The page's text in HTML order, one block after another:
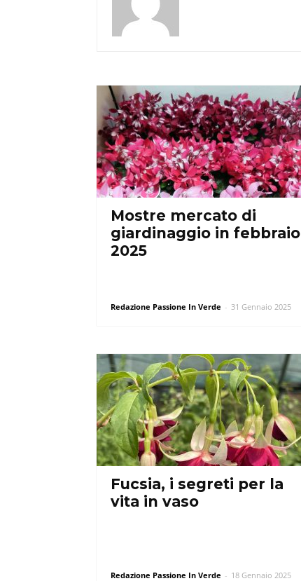
Mostre mercato di
giardinaggio in febbraio
2025
Redazione Passione In Verde - 31 Gennaio 2025
Fucsia, i segreti per la
vita in vaso
Redazione Passione In Verde - 18 Gennaio 2025